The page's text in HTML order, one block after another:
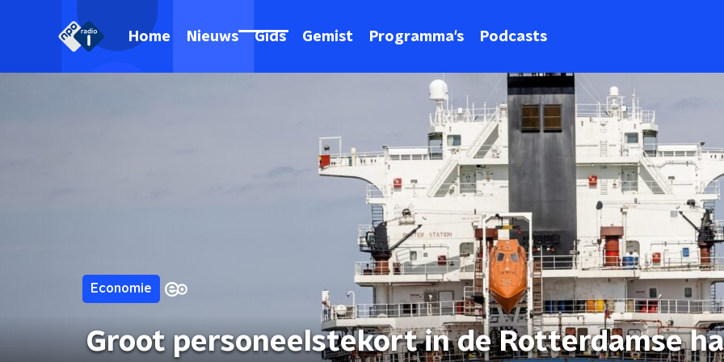
Home Nieuws Gids Gemist Programma's Podcasts
Economie
Groot personeelstekort in de Rotterdamse